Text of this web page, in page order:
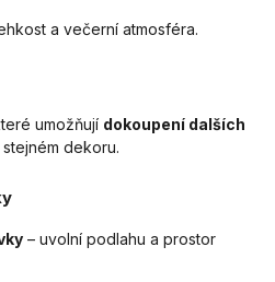
a večerní atmosféra.
umožňují dokoupení dalších
dekoru.
– uvolní podlahu a prostor